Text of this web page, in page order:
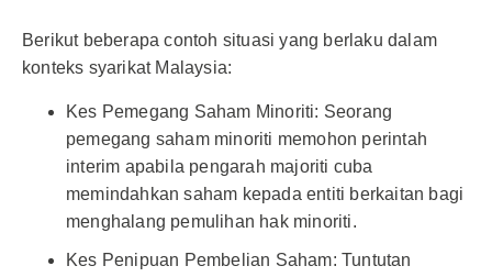
Berikut beberapa contoh situasi yang berlaku dalam
konteks syarikat Malaysia:
Kes Pemegang Saham Minoriti: Seorang
pemegang saham minoriti memohon perintah
interim apabila pengarah majoriti cuba
memindahkan saham kepada entiti berkaitan bagi
menghalang pemulihan hak minoriti.
Kes Penipuan Pembelian Saham: Tuntutan